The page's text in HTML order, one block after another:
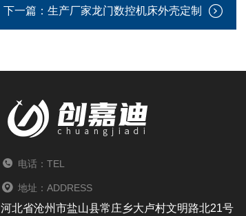
下一篇： 生产厂家龙门数控机床外壳定制
电话：TEL
地址：ADDRESS
河北省沧州市盐山县常庄乡大卢村文明路北21号